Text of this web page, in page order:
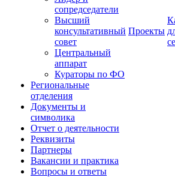
сопредседатели
Высший
консультативный
совет
Центральный
аппарат
Кураторы по ФО
Региональные
отделения
Документы и
символика
Отчет о деятельности
Реквизиты
Партнеры
Вакансии и практика
Вопросы и ответы
Проекты